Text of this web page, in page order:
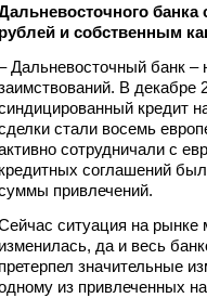
рублей и собственным
Дальневосточный банк –
В декабре
кредит
стали восемь
сотрудничали с
кредитных соглашений
привлечений.
ситуация на рынке
изменилась, да и весь
претерпел значительные
из привлеченных